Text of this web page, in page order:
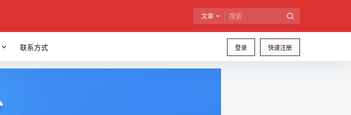
文章
登录 快速注册
联系方式